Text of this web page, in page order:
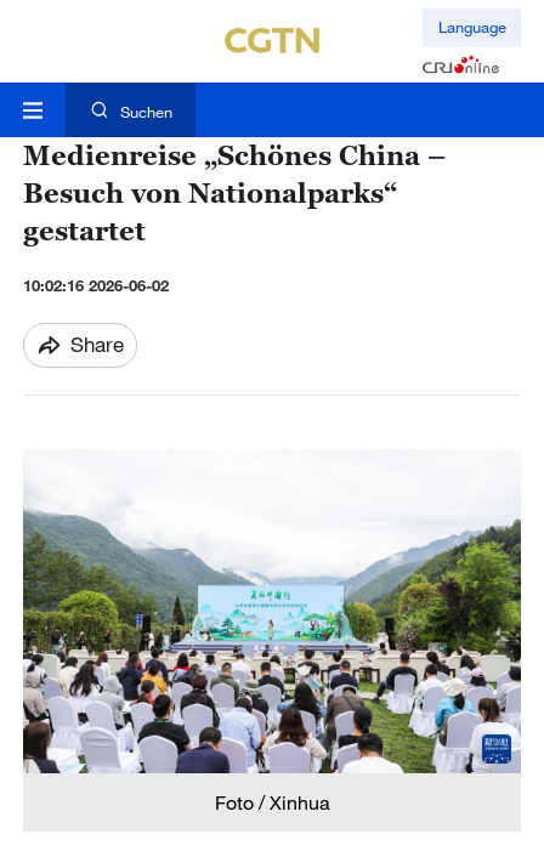
Language
Suchen
Medienreise „Schönes China –
Besuch von Nationalparks“
gestartet
10:02:16 2026-06-02
Share
Foto / Xinhua